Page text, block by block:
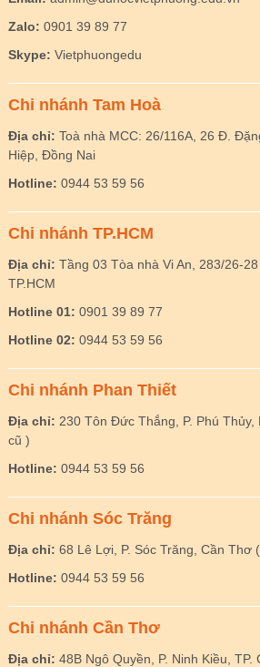
Zalo: 0901 39 89 77
Skype: Vietphuongedu
Chi nhánh Tam Hoà
Địa chỉ: Toà nhà MCC: 26/116A, 26 Đ.
Hiệp, Đồng Nai
Hotline: 0944 53 59 56
Chi nhánh TP.HCM
Địa chỉ: Tầng 03 Tòa nhà Vi An, 283/26-28
TP.HCM
Hotline 01: 0901 39 89 77
Hotline 02: 0944 53 59 56
Chi nhánh Phan Thiết
Địa chỉ: 230 Tôn Đức Thắng, P. Phú
cũ )
Hotline: 0944 53 59 56
Chi nhánh Sóc Trăng
Địa chỉ: 68 Lê Lợi, P. Sóc Trăng, Cần Thơ
Hotline: 0944 53 59 56
Chi nhánh Cần Thơ
Địa chỉ: 48B Ngô Quyền, P. Ninh Kiều, TP.